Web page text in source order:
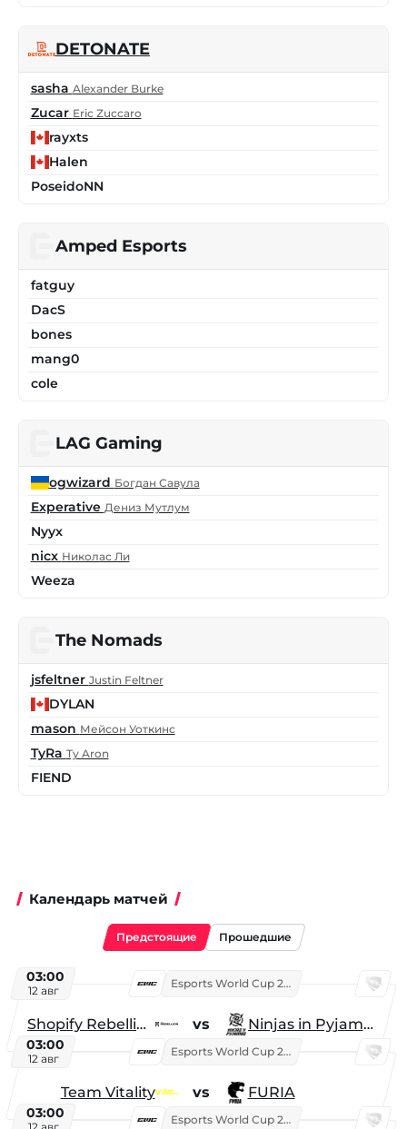
DETONATE
sasha Alexander Burke
Zucar Eric Zuccaro
rayxts
Halen
PoseidoNN
Amped Esports
fatguy
DacS
bones
mang0
cole
LAG Gaming
ogwizard Богдан Савула
Experative Дениз Мутлум
Nyyx
nicx Николас Ли
Weeza
The Nomads
jsfeltner Justin Feltner
DYLAN
mason Мейсон Уоткинс
TyRa Ty Aron
FIEND
Календарь матчей
Предстоящие Прошедшие
03:00
12 авг
Esports World Cup 2026
Shopify Rebellion vs Ninjas in Pyjamas
03:00
12 авг
Esports World Cup 2026
Team Vitality vs FURIA
03:00 Esports World Cup 2026